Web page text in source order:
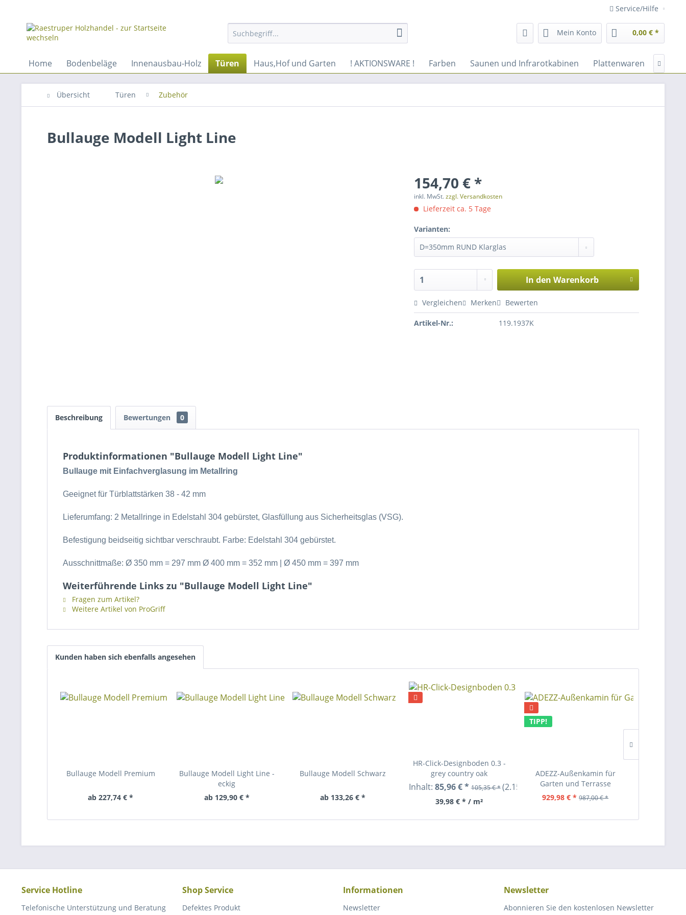
Service/Hilfe
Mein Konto 0,00 € *
Home Bodenbeläge Innenausbau-Holz Türen Haus,Hof und Garten ! AKTIONSWARE ! Farben Saunen und Infrarotkabinen Plattenwaren 
Übersicht Türen Zubehör
Bullauge Modell Light Line
154,70 € *
inkl. MwSt.zzgl. Versandkosten
Lieferzeit ca. 5 Tage
Varianten:
In den Warenkorb
Vergleichen Merken Bewerten
Artikel-Nr.: 119.1937K
Beschreibung Bewertungen 0
Produktinformationen "Bullauge Modell Light Line"
Bullauge mit Einfachverglasung im Metallring
Geeignet für Türblattstärken 38 - 42 mm
Lieferumfang: 2 Metallringe in Edelstahl 304 gebürstet, Glasfüllung aus Sicherheitsglas (VSG).
Befestigung beidseitig sichtbar verschraubt. Farbe: Edelstahl 304 gebürstet.
Ausschnittmaße: Ø 350 mm = 297 mm Ø 400 mm = 352 mm | Ø 450 mm = 397 mm
Weiterführende Links zu "Bullauge Modell Light Line"
Fragen zum Artikel?
Weitere Artikel von ProGriff
Kunden haben sich ebenfalls angesehen
Bullauge Modell Premium
ab 227,74 € *
Bullauge Modell Light Line -
eckig
ab 129,90 € *
Bullauge Modell Schwarz
ab 133,26 € *
HR-Click-Designboden 0.3 -
grey country oak
Inhalt: 85,96 € *105,35 € *(2.15 m²)
39,98 € * / m²
TIPP!
ADEZZ-Außenkamin für
Garten und Terrasse
929,98 € * 987,00 € *
Service Hotline
Telefonische Unterstützung und Beratung
Shop Service
Defektes Produkt
Informationen
Newsletter
Newsletter
Abonnieren Sie den kostenlosen Newsletter